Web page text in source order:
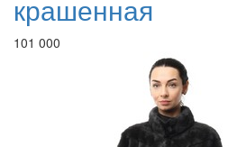
крашенная
101 000